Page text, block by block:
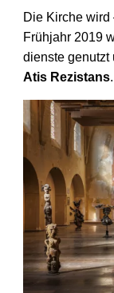
Die Kirche wird
Frühjahr 2019
dienste genutzt
Atis Rezistans.